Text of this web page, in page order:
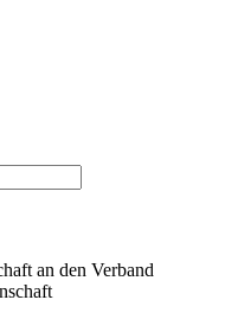
an den Verband